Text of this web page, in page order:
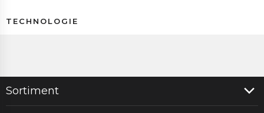
TECHNOLOGIE
Sortiment